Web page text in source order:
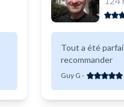
Tout a été
recommander
Guy G -